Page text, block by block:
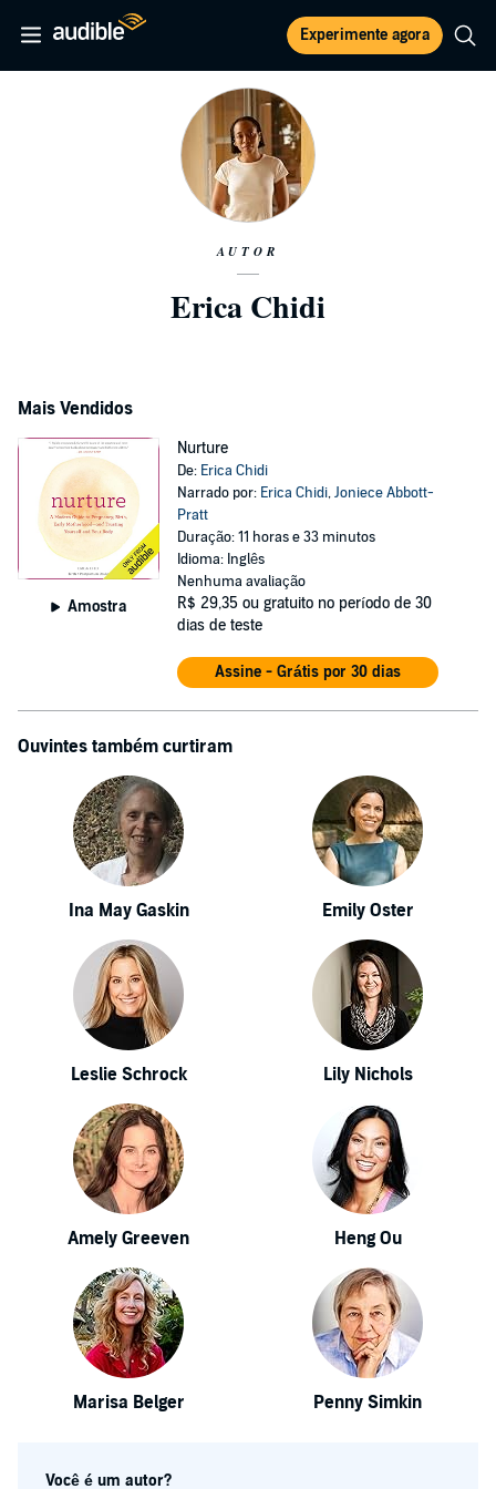
Experimente agora
AUTOR
Erica Chidi
Mais Vendidos
Amostra
Nurture
De: Erica Chidi
Narrado por: Erica Chidi,Joniece Abbott-
Pratt
Duração: 11 horas e 33 minutos
Idioma: Inglês
Nenhuma avaliação
R$ 29,35 ou gratuito no período de 30
dias de teste
Assine - Grátis por 30 dias
Ouvintes também curtiram
Ina May Gaskin Emily Oster
Leslie Schrock Lily Nichols
Amely Greeven Heng Ou
Marisa Belger Penny Simkin
Você é um autor?